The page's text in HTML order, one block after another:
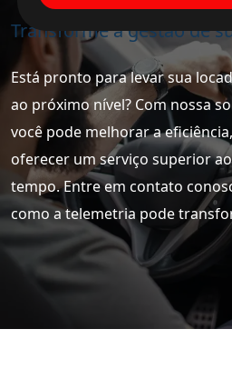
Transforme a gestão de
Está pronto para levar sua
ao próximo nível? Com nossa
você pode melhorar a
oferecer um serviço superior
tempo. Entre em contato
como a telemetria pode